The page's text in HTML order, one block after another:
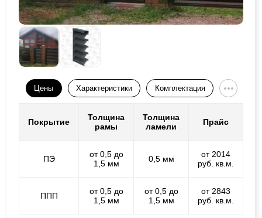
Цены Характеристики Комплектация
Покрытие
Толщина
рамы
Толщина
ламели
Прайс
ПЭ
от 0,5 до
1,5 мм
0,5 мм
от 2014
руб. кв.м.
ППП
от 0,5 до
1,5 мм
от 0,5 до
1,5 мм
от 2843
руб. кв.м.